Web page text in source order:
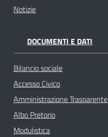
Notizie
DOCUMENTI E DATI
Bilancio sociale
Accesso Civico
Amministrazione Trasparente
Albo Pretorio
Modulistica